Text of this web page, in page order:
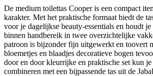
De medium toilettas Cooper is een compact
karakter. Met het praktische formaat biedt de
voor je dagelijkse beauty-essentials en houdt
binnen handbereik in twee overzichtelijke
patroon is bijzonder fijn uitgewerkt en toovert
bloemetjes en blaadjes decoratieve bogen
door en door kleurrijke en praktische set kun je
combineren met een bijpassende tas uit de